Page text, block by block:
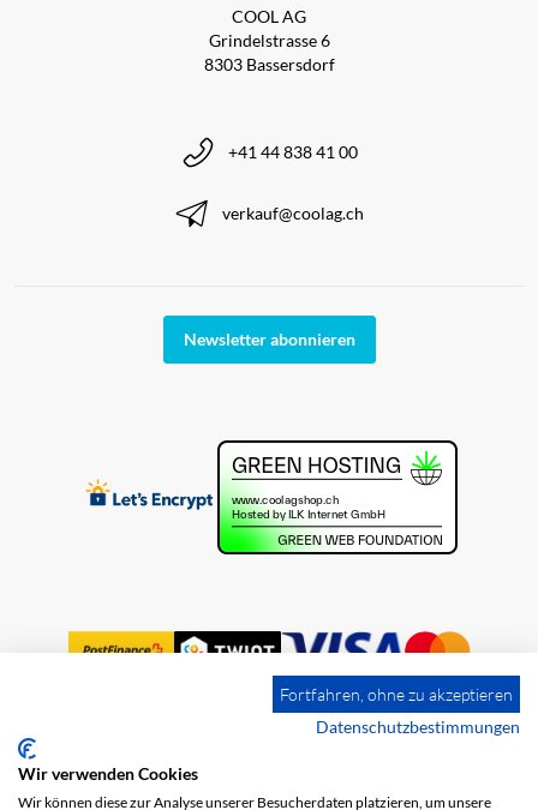
COOL AG
Grindelstrasse 6
8303 Bassersdorf
+41 44 838 41 00
verkauf@coolag.ch
Newsletter abonnieren
Impressum
Fortfahren, ohne zu akzeptieren
Datenschutzbestimmungen
Wir verwenden Cookies
Wir können diese zur Analyse unserer Besucherdaten platzieren, um unsere